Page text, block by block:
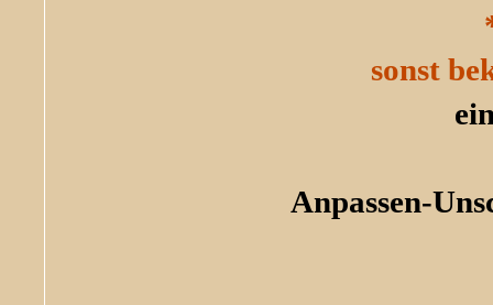
sonst
Anpassen-